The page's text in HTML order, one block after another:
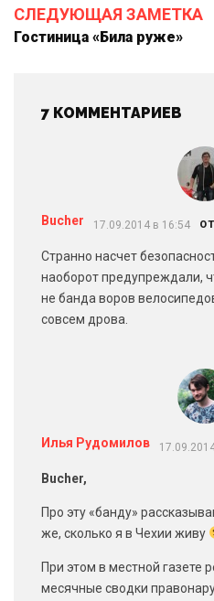
СЛЕДУЮЩАЯ ЗАМЕТКА
Гостиница «Била руже»
7 КОММЕНТАРИЕВ
Bucher 17.09.2014 в 16:54
Странно насчет
наоборот предупреждали,
не банда воров
совсем дрова.
Илья Рудомилов
Bucher,
Про эту «банду»
же, сколько я в Чехии живу
При этом в местной газете
месячные сводки